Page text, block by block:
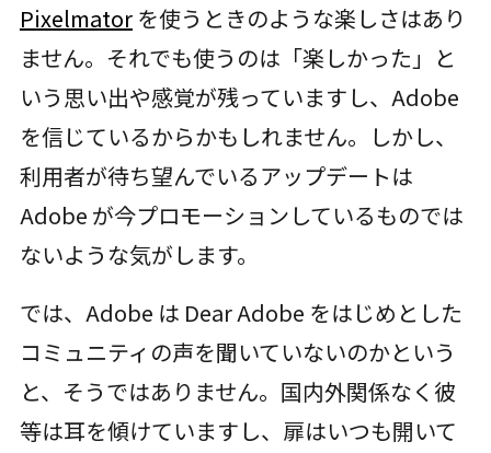
Pixelmatorを使うときのような楽しさはあり
ません。それでも使うのは「楽しかった」と
いう思い出や感覚が残っていますし、Adobe
を信じているからかもしれません。しかし、
利用者が待ち望んでいるアップデートは
Adobe が今プロモーションしているものでは
ないような気がします。
では、Adobe は Dear Adobe をはじめとした
コミュニティの声を聞いていないのかという
と、そうではありません。国内外関係なく彼
等は耳を傾けていますし、扉はいつも開いて